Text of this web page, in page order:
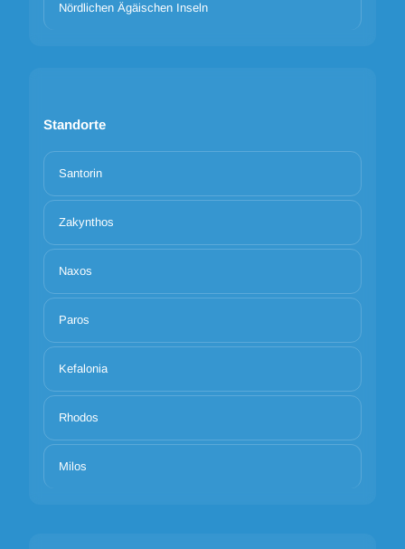
Nördlichen Ägäischen Inseln
Standorte
Santorin
Zakynthos
Naxos
Paros
Kefalonia
Rhodos
Milos